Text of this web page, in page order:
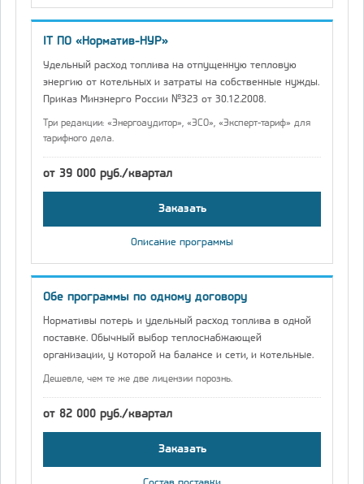
IT ПО «Норматив-НУР»
Удельный расход топлива на отпущенную тепловую
энергию от котельных и затраты на собственные нужды.
Приказ Минэнерго России №323 от 30.12.2008.
Три редакции: «Энергоаудитор», «ЭСО», «Эксперт-тариф» для
тарифного дела.
от 39 000 руб./квартал
Заказать
Описание программы
Обе программы по одному договору
Нормативы потерь и удельный расход топлива в одной
поставке. Обычный выбор теплоснабжающей
организации, у которой на балансе и сети, и котельные.
Дешевле, чем те же две лицензии порознь.
от 82 000 руб./квартал
Заказать